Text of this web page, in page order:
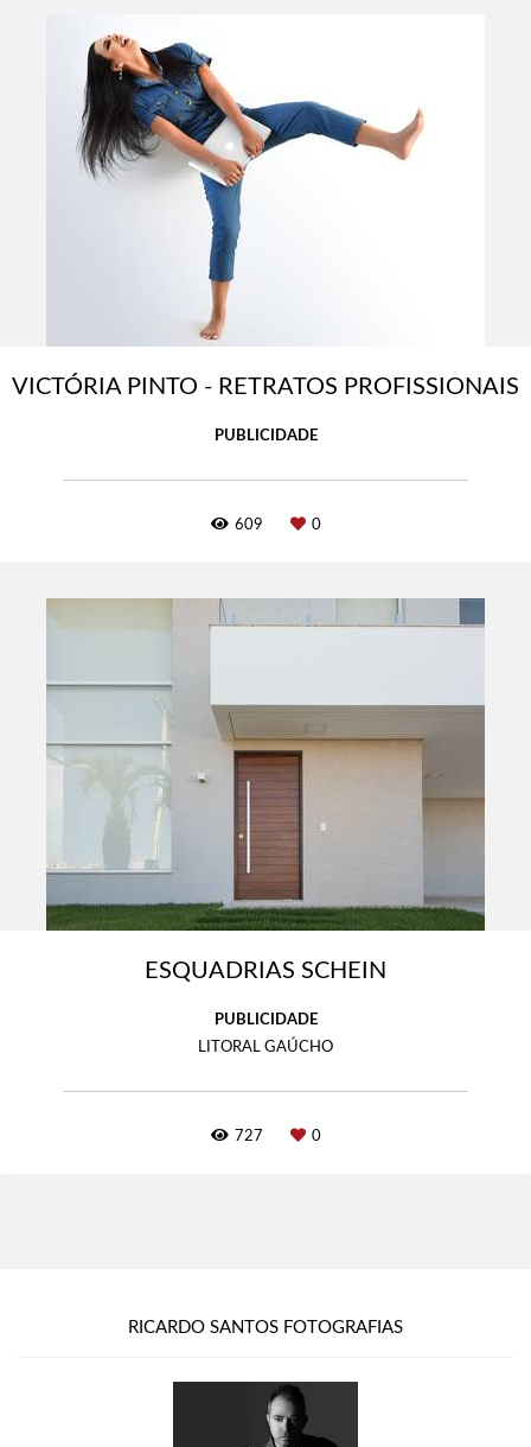
VICTÓRIA PINTO - RETRATOS PROFISSIONAIS
PUBLICIDADE
609 0
ESQUADRIAS SCHEIN
PUBLICIDADE
LITORAL GAÚCHO
727 0
RICARDO SANTOS FOTOGRAFIAS